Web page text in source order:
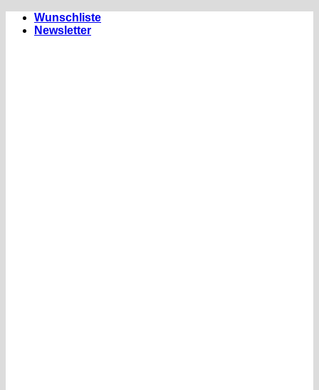
Zum
Inhalt
Wunschliste
Newsletter